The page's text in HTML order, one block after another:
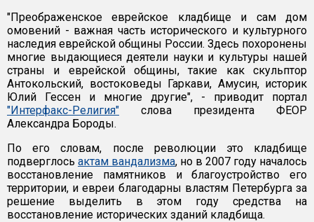
"Преображенское еврейское кладбище и сам дом
омовений - важная часть исторического и культурного
наследия еврейской общины России. Здесь похоронены
многие выдающиеся деятели науки и культуры нашей
страны и еврейской общины, такие как скульптор
Антокольский, востоковеды Гаркави, Амусин, историк
Юлий Гессен и многие другие", - приводит портал
"Интерфакс-Религия" слова президента ФЕОР
Александра Бороды.
По его словам, после революции это кладбище
подверглось актам вандализма, но в 2007 году началось
восстановление памятников и благоустройство его
территории, и евреи благодарны властям Петербурга за
решение выделить в этом году средства на
восстановление исторических зданий кладбища.